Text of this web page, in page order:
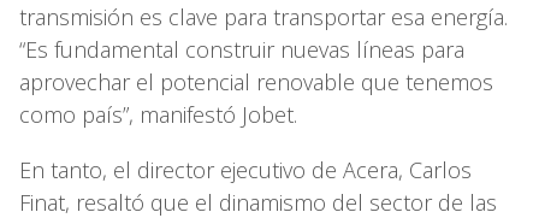
transmisión es clave para transportar esa energía.
“Es fundamental construir nuevas líneas para
aprovechar el potencial renovable que tenemos
como país”, manifestó Jobet.
En tanto, el director ejecutivo de Acera, Carlos
Finat, resaltó que el dinamismo del sector de las